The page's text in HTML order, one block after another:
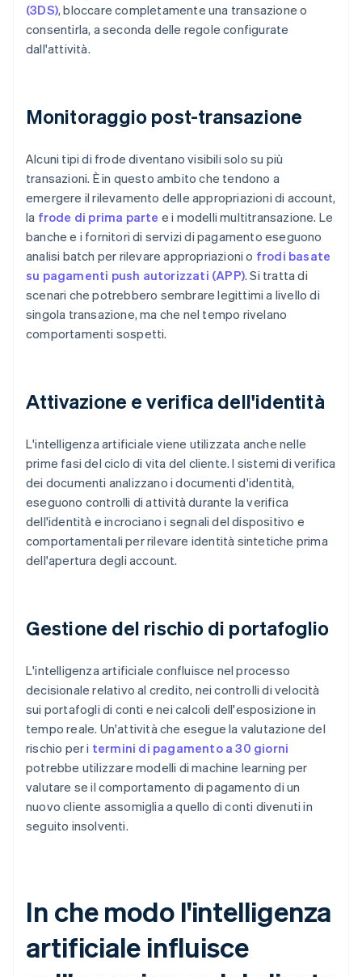
(3DS), bloccare completamente una transazione o
consentirla, a seconda delle regole configurate
dall'attività.
Monitoraggio post-transazione
Alcuni tipi di frode diventano visibili solo su più
transazioni. È in questo ambito che tendono a
emergere il rilevamento delle appropriazioni di account,
la frode di prima parte e i modelli multitransazione. Le
banche e i fornitori di servizi di pagamento eseguono
analisi batch per rilevare appropriazioni o frodi basate
su pagamenti push autorizzati (APP). Si tratta di
scenari che potrebbero sembrare legittimi a livello di
singola transazione, ma che nel tempo rivelano
comportamenti sospetti.
Attivazione e verifica dell'identità
L'intelligenza artificiale viene utilizzata anche nelle
prime fasi del ciclo di vita del cliente. I sistemi di verifica
dei documenti analizzano i documenti d'identità,
eseguono controlli di attività durante la verifica
dell'identità e incrociano i segnali del dispositivo e
comportamentali per rilevare identità sintetiche prima
dell'apertura degli account.
Gestione del rischio di portafoglio
L'intelligenza artificiale confluisce nel processo
decisionale relativo al credito, nei controlli di velocità
sui portafogli di conti e nei calcoli dell'esposizione in
tempo reale. Un'attività che esegue la valutazione del
rischio per i termini di pagamento a 30 giorni
potrebbe utilizzare modelli di machine learning per
valutare se il comportamento di pagamento di un
nuovo cliente assomiglia a quello di conti divenuti in
seguito insolventi.
In che modo l'intelligenza
artificiale influisce